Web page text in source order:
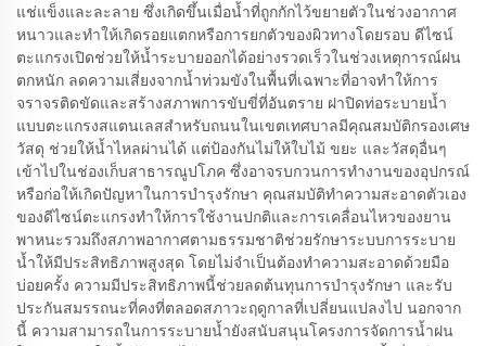
แช่แข็งและละลาย ซึ่งเกิดขึ้นเมื่อน้ำที่ถูกกักไว้ขยายตัวในช่วงอากาศ
หนาวและทำให้เกิดรอยแตกหรือการยกตัวของผิวทางโดยรอบ ดีไซน์
ตะแกรงเปิดช่วยให้น้ำระบายออกได้อย่างรวดเร็วในช่วงเหตุการณ์ฝน
ตกหนัก ลดความเสี่ยงจากน้ำท่วมขังในพื้นที่เฉพาะที่อาจทำให้การ
จราจรติดขัดและสร้างสภาพการขับขี่ที่อันตราย ฝาปิดท่อระบายน้ำ
แบบตะแกรงสแตนเลสสำหรับถนนในเขตเทศบาลมีคุณสมบัติกรองเศษ
วัสดุ ช่วยให้น้ำไหลผ่านได้ แต่ป้องกันไม่ให้ใบไม้ ขยะ และวัสดุอื่นๆ
เข้าไปในช่องเก็บสาธารณูปโภค ซึ่งอาจรบกวนการทำงานของอุปกรณ์
หรือก่อให้เกิดปัญหาในการบำรุงรักษา คุณสมบัติทำความสะอาดตัวเอง
ของดีไซน์ตะแกรงทำให้การใช้งานปกติและการเคลื่อนไหวของยาน
พาหนะรวมถึงสภาพอากาศตามธรรมชาติช่วยรักษาระบบการระบาย
น้ำให้มีประสิทธิภาพสูงสุด โดยไม่จำเป็นต้องทำความสะอาดด้วยมือ
บ่อยครั้ง ความมีประสิทธิภาพนี้ช่วยลดต้นทุนการบำรุงรักษา และรับ
ประกันสมรรถนะที่คงที่ตลอดสภาวะฤดูกาลที่เปลี่ยนแปลงไป นอกจาก
นี้ ความสามารถในการระบายน้ำยังสนับสนุนโครงการจัดการน้ำฝน